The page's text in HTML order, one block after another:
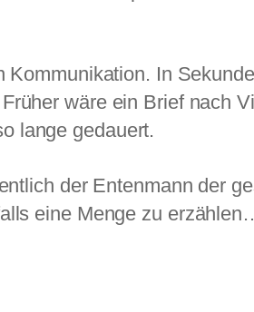
In
wäre ein Brief nach
lange gedauert.
der Entenmann der
eine Menge zu